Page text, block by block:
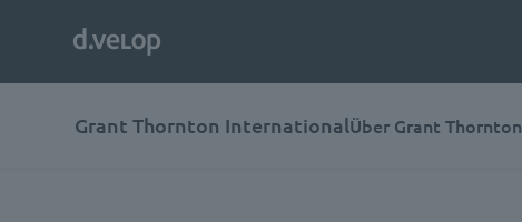
Grant Thornton InternationalÜber Grant Thornton